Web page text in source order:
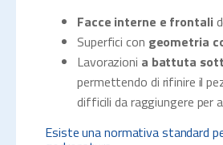
Facce interne e frontali
Superfici con geometria
Lavorazioni a battuta
permettendo di rifinire il
difficili da raggiungere per
Esiste una normativa standard